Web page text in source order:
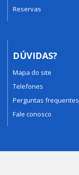
Reservas
DÚVIDAS?
Mapa do site
Telefones
Perguntas frequentes
Fale conosco